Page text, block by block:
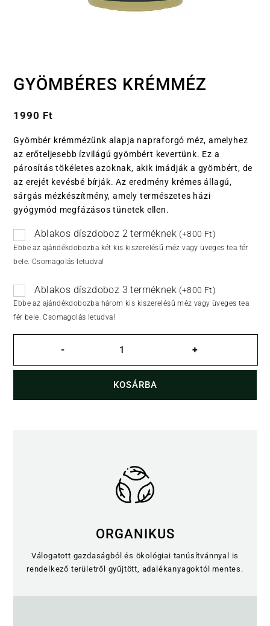
GYÖMBÉRES KRÉMMÉZ
1990 Ft
Gyömbér krémmézünk alapja napraforgó méz, amelyhez
az erőteljesebb ízvilágú gyömbért kevertünk. Ez a
párosítás tökéletes azoknak, akik imádják a gyömbért, de
az erejét kevésbé bírják. Az eredmény krémes állagú,
sárgás mézkészítmény, amely természetes házi
gyógymód megfázásos tünetek ellen.
Ablakos díszdoboz 2 terméknek (+800 Ft)
Ebbe az ajándékdobozba két kis kiszerelésű méz vagy üveges tea fér
bele. Csomagolás letudva!
Ablakos díszdoboz 3 terméknek (+800 Ft)
Ebbe az ajándékdobozba három kis kiszerelésű méz vagy üveges tea
fér bele. Csomagolás letudva!
- +
KOSÁRBA
ORGANIKUS
Válogatott gazdaságból és ökológiai tanúsítvánnyal is
rendelkező területről gyűjtött, adalékanyagoktól mentes.